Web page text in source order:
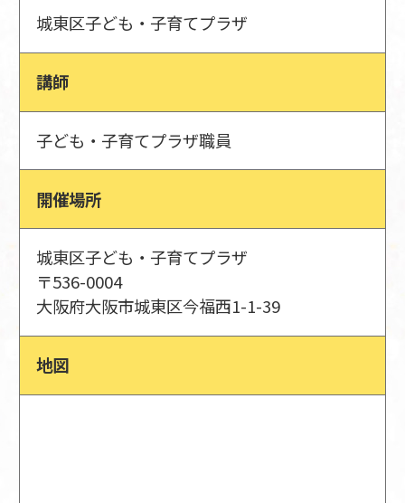
城東区子ども・子育てプラザ
講師
子ども・子育てプラザ職員
開催場所
城東区子ども・子育てプラザ
〒536-0004
大阪府大阪市城東区今福西1-1-39
地図